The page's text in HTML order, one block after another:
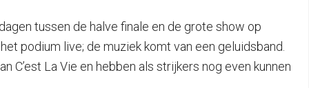
tussen de halve finale en de grote show op
podium live; de muziek komt van een geluidsband.
La Vie en hebben als strijkers nog even kunnen